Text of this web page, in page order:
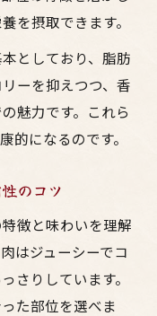
を摂取できます。
としており、脂肪
ーを抑えつつ、香
魅力です。これら
的になるのです。
のコツ
徴と味わいを理解
はジューシーでコ
さりしています。
た部位を選べま